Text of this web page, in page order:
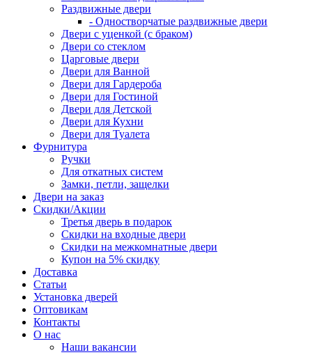
Раздвижные двери
- Одностворчатые раздвижные двери
Двери с уценкой (с браком)
Двери со стеклом
Царговые двери
Двери для Ванной
Двери для Гардероба
Двери для Гостиной
Двери для Детской
Двери для Кухни
Двери для Туалета
Фурнитура
Ручки
Для откатных систем
Замки, петли, защелки
Двери на заказ
Скидки/Акции
Третья дверь в подарок
Скидки на входные двери
Скидки на межкомнатные двери
Купон на 5% скидку
Доставка
Статьи
Установка дверей
Оптовикам
Контакты
О нас
Наши вакансии